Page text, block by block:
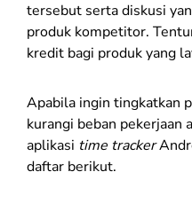
tersebut serta diskusi
produk kompetitor.
kredit bagi produk yang
Apabila ingin tingkatkan
kurangi beban pekerjaan
aplikasi time tracker
daftar berikut.